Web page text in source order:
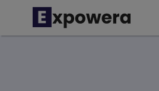
innehåll